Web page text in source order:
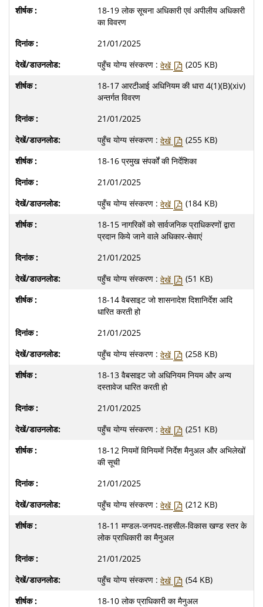
18-19 लोक सूचना अधिकारी एवं अपीलीय अधिकारी
का विवरण
21/01/2025
पहुँच योग्य संस्करण : देखें
(205 KB)
18-17 आरटीआई अधिनियम की धारा 4(1)(B)(xiv)
अन्‍तर्गत विवरण
21/01/2025
पहुँच योग्य संस्करण : देखें
(255 KB)
18-16 प्रमुख संपर्कों की निर्देशिका
21/01/2025
पहुँच योग्य संस्करण : देखें
(184 KB)
18-15 नागरिकों को सार्वजनिक प्राधिकरणों द्वारा
प्रदान किये जाने वाले अधिकार-सेवाएं
21/01/2025
पहुँच योग्य संस्करण : देखें
(51 KB)
18-14 वैबसाइट जो शासनादेश दिशानिर्देश आदि
धारित करती हो
21/01/2025
पहुँच योग्य संस्करण : देखें
(258 KB)
18-13 वैबसाइट जो अधिनियम नियम और अन्‍य
दस्‍तावेज धारित करती हो
21/01/2025
पहुँच योग्य संस्करण : देखें
(251 KB)
18-12 नियमों विनियमों निर्देश मैनुअल और अभिलेखों
की सूची
21/01/2025
पहुँच योग्य संस्करण : देखें
(212 KB)
18-11 मण्‍डल-जनपद-तहसील-विकास खण्‍ड स्‍तर के
लोक प्राधिकारी का मैनुअल
21/01/2025
पहुँच योग्य संस्करण : देखें
(54 KB)
18-10 लोक प्राधिकारी का मैनुअल